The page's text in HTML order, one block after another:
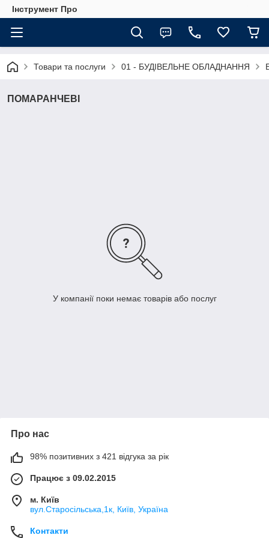
Інструмент Про
Товари та послуги 01 - БУДІВЕЛЬНЕ ОБЛАДНАННЯ
ПОМАРАНЧЕВІ
У компанії поки немає товарів або послуг
Про нас
98% позитивних з 421 відгука за рік
Працює з 09.02.2015
м. Київ
вул.Старосільська,1к, Київ, Україна
Контакти